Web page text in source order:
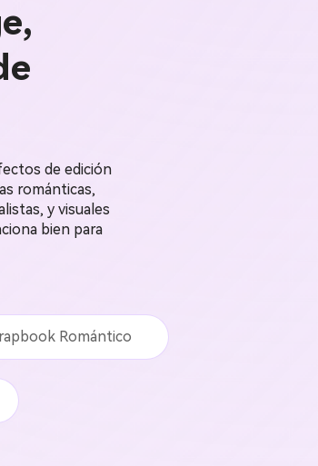
de edición
románticas,
y visuales
bien para
Romántico